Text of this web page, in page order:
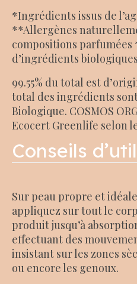
*Ingrédients issus de
**Allergènes
compositions
d’ingrédients biologiques
99.55% du total est
total des ingrédients
Biologique. COSMOS
Ecocert Greenlife selon
Conseils
Sur peau propre et
appliquez sur tout le
produit jusqu’à
effectuant des
insistant sur les zones
ou encore les genoux.